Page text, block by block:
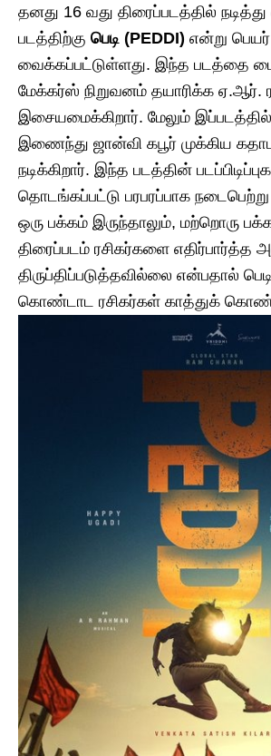
தனது 16 வது திரைப்படத்தில்
படத்திற்கு பெடி (PEDDI) என்று பெயர்
வைக்கப்பட்டுள்ளது. இந்த படத்தை
மேக்கர்ஸ் நிறுவனம் தயாரிக்க ஏ.ஆர்.
இசையமைக்கிறார். மேலும்
இணைந்து ஜான்வி கபூர் முக்கிய
நடிக்கிறார். இந்த படத்தின்
தொடங்கப்பட்டு பரபரப்பாக நடைபெற்று
ஒரு பக்கம் இருந்தாலும், மற்றொரு
திரைப்படம் ரசிகர்களை எதிர்பார்த்த
திருப்திப்படுத்தவில்லை என்பதால்
கொண்டாட ரசிகர்கள் காத்துக்